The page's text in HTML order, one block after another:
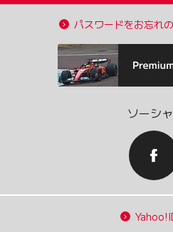
パスワードをお忘れ
ソーシ